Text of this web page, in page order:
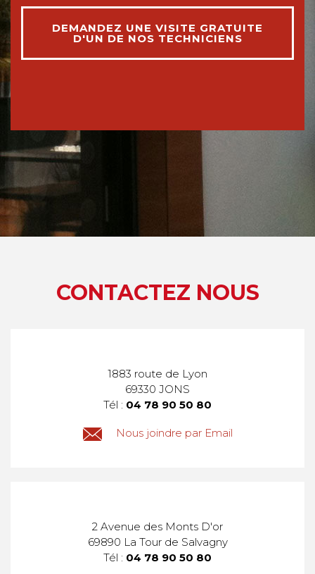
DEMANDEZ UNE VISITE GRATUITE
D'UN DE NOS TECHNICIENS
CONTACTEZ NOUS
1883 route de Lyon
69330 JONS
Tél : 04 78 90 50 80
Nous joindre par Email
2 Avenue des Monts D'or
69890 La Tour de Salvagny
Tél : 04 78 90 50 80